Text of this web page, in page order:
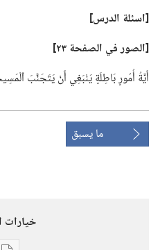
‏[اسئلة الدرس]‏
‏[الصورفي الصفحة ٢٣]‏
أَيَّةُ أُمُورٍ بَاطِلَةٍ يَنْبَغِي أَنْ يَتَجَنَّبَ
ما يسبق
خيارات